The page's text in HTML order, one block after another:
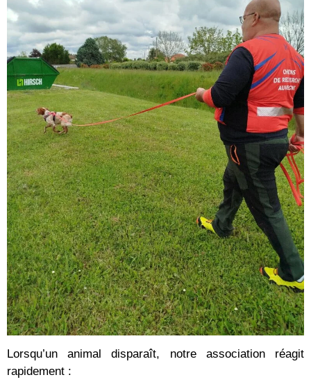
Lorsqu’un animal disparaît, notre association réagit
rapidement :